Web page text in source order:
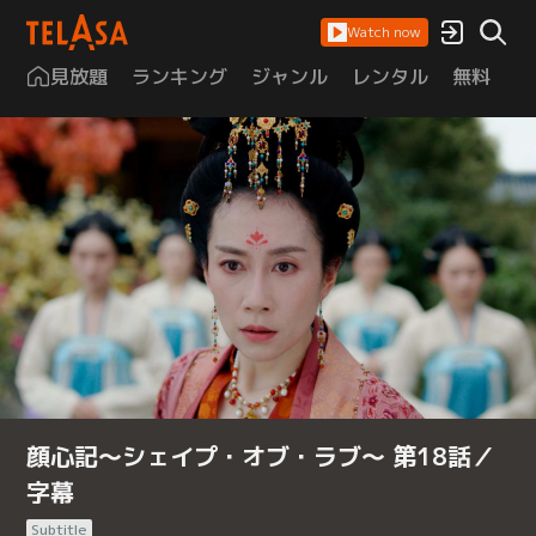
Watch now
見放題 ランキング ジャンル レンタル 無料
顔心記～シェイプ・オブ・ラブ～ 第18話／
字幕
Subtitle